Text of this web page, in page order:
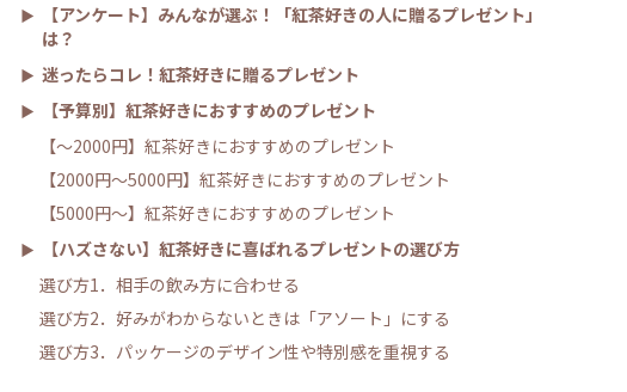
【アンケート】みんなが選ぶ！「紅茶好きの人に贈るプレゼント」
は？
迷ったらコレ！紅茶好きに贈るプレゼント
【予算別】紅茶好きにおすすめのプレゼント
【～2000円】紅茶好きにおすすめのプレゼント
【2000円～5000円】紅茶好きにおすすめのプレゼント
【5000円〜】紅茶好きにおすすめのプレゼント
【ハズさない】紅茶好きに喜ばれるプレゼントの選び方
選び方1．相手の飲み方に合わせる
選び方2．好みがわからないときは「アソート」にする
選び方3．パッケージのデザイン性や特別感を重視する